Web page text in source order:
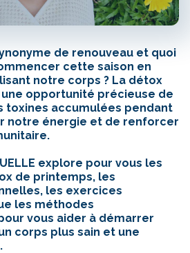
de renouveau et quoi
cette saison en
notre corps ? La détox
opportunité précieuse de
toxines accumulées pendant
notre énergie et de renforcer
explore pour vous les
de printemps, les
les exercices
les méthodes
vous aider à démarrer
corps plus sain et une